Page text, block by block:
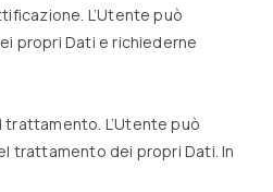
L’Utente può
propri Dati e richiederne
L’Utente può
trattamento dei propri Dati. In